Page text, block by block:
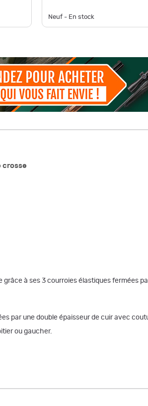
Neuf - En stock
crosse
à ses 3 courroies élastiques fermées
par une double épaisseur de cuir avec
ou gaucher.